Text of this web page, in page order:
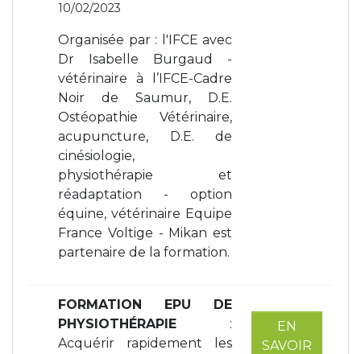
10/02/2023
Organisée par : l'IFCE avec
Dr Isabelle Burgaud -
vétérinaire à l’IFCE-Cadre
Noir de Saumur, D.E.
Ostéopathie Vétérinaire,
acupuncture, D.E. de
cinésiologie,
physiothérapie et
réadaptation - option
équine, vétérinaire Equipe
France Voltige - Mikan est
partenaire de la formation.
FORMATION EPU DE
PHYSIOTHÉRAPIE :
Acquérir rapidement les
EN
SAVOIR